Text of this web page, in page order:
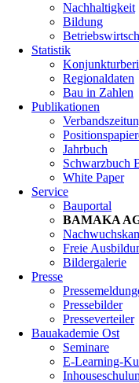
Nachhaltigkeit
Bildung
Statistik
Regionaldaten
Bau in Zahlen
Publikationen
Jahrbuch
Schwarzbuch
White Paper
Service
Bauportal
BAMAKA
Freie
Bildergalerie
Presse
Pressebilder
Presseverteiler
Bauakademie Ost
Seminare
E-Learning-